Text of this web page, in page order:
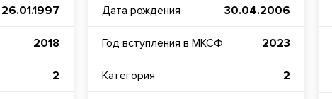
26.01.1997
2018
2
Дата рождения 30.04.2006
Год вступления в МКСФ 2023
Категория 2